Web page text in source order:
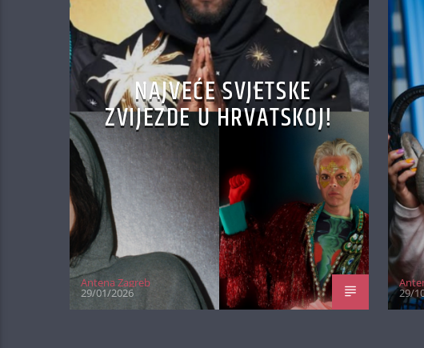
NAJVEĆE SVJETSKE
ZVIJEZDE U HRVATSKOJ!
Antena Zagreb
29/01/2026 29/